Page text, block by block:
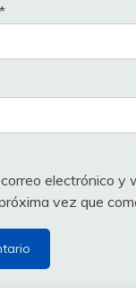
*
electrónico y
vez que